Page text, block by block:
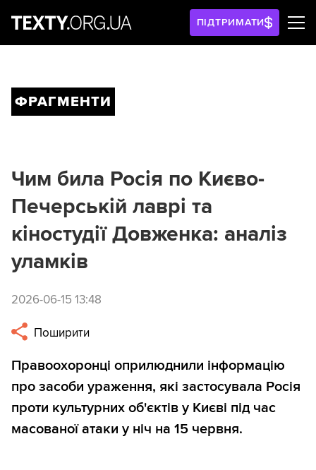
ПІДТРИМАТИ
ФРАГМЕНТИ
Чим била Росія по Києво-
Печерській лаврі та
кіностудії Довженка: аналіз
уламків
2026-06-15 13:48
Поширити
Правоохоронці оприлюднили інформацію
про засоби ураження, які застосувала Росія
проти культурних об'єктів у Києві під час
масованої атаки у ніч на 15 червня.